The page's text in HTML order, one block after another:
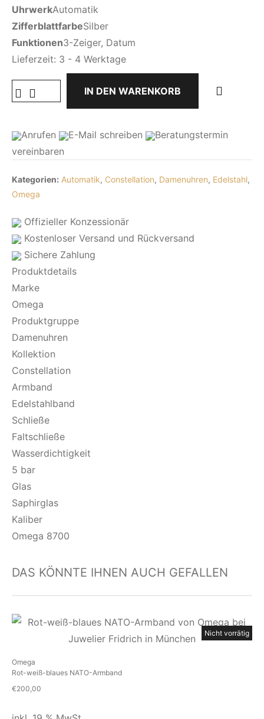
UhrwerkAutomatik
ZifferblattfarbeSilber
Funktionen3-Zeiger, Datum
Lieferzeit: 3 - 4 Werktage
IN DEN WARENKORB
Anrufen E-Mail schreiben
Beratungstermin
vereinbaren
Kategorien: Automatik, Constellation, Damenuhren, Edelstahl,
Omega
Offizieller Konzessionär
Kostenloser Versand und Rückversand
Sichere Zahlung
Produktdetails
Marke
Omega
Produktgruppe
Damenuhren
Kollektion
Constellation
Armband
Edelstahlband
Schließe
Faltschließe
Wasserdichtigkeit
5 bar
Glas
Saphirglas
Kaliber
Omega 8700
DAS KÖNNTE IHNEN AUCH GEFALLEN
Nicht vorrätig
Omega
Rot-weiß-blaues NATO-Armband
€200,00